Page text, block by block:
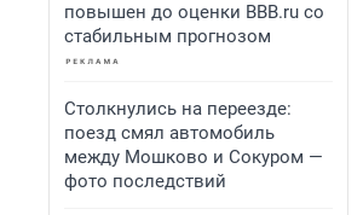
повышен до оценки BBB.ru со
стабильным прогнозом
Столкнулись на переезде:
поезд смял автомобиль
между Мошково и Сокуром —
фото последствий